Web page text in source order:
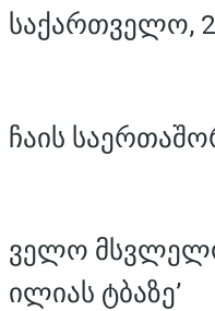
საქართველო,
ჩაის
ველო
ილიას ტბაზე’